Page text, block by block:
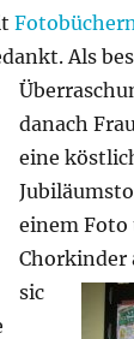
Fotobüchern
Als
danach
eine
einem Foto
Chorkinder
sic